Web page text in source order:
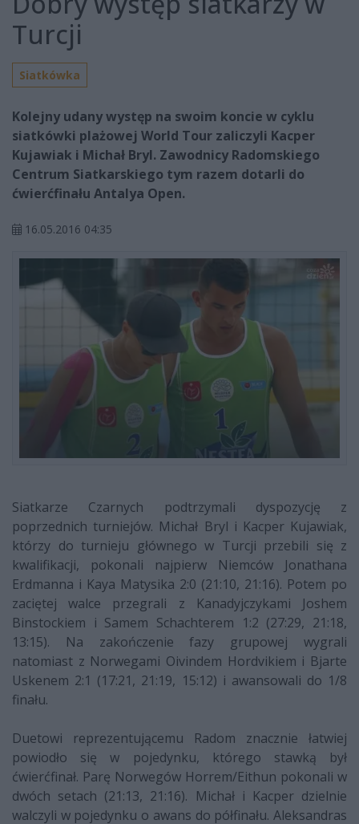
Turcji
Siatkówka
Kolejny udany występ na swoim koncie w cyklu
siatkówki plażowej World Tour zaliczyli Kacper
Kujawiak i Michał Bryl. Zawodnicy Radomskiego
Centrum Siatkarskiego tym razem dotarli do
ćwierćfinału Antalya Open.
16.05.2016 04:35
Siatkarze Czarnych podtrzymali dyspozycję z
poprzednich turniejów. Michał Bryl i Kacper Kujawiak,
którzy do turnieju głównego w Turcji przebili się z
kwalifikacji, pokonali najpierw Niemców Jonathana
Erdmanna i Kaya Matysika 2:0 (21:10, 21:16). Potem po
zaciętej walce przegrali z Kanadyjczykami Joshem
Binstockiem i Samem Schachterem 1:2 (27:29, 21:18,
13:15). Na zakończenie fazy grupowej wygrali
natomiast z Norwegami Oivindem Hordvikiem i Bjarte
Uskenem 2:1 (17:21, 21:19, 15:12) i awansowali do 1/8
finału.
Duetowi reprezentującemu Radom znacznie łatwiej
powiodło się w pojedynku, którego stawką był
ćwierćfinał. Parę Norwegów Horrem/Eithun pokonali w
dwóch setach (21:13, 21:16). Michał i Kacper dzielnie
walczyli w pojedynku o awans do półfinału. Aleksandras